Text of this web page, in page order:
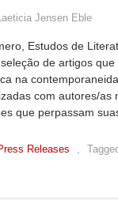
Jensen Eble
Estudos de
de artigos
na
com autores/as
que perpassam
Releases ,